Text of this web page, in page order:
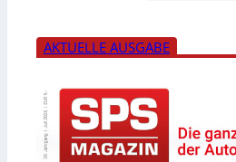
AKTUELLE AUSGABE